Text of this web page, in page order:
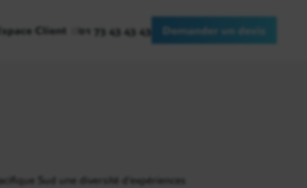
Client 01 73 43 43 43 Demander un devis
Sud une diversité d’expériences